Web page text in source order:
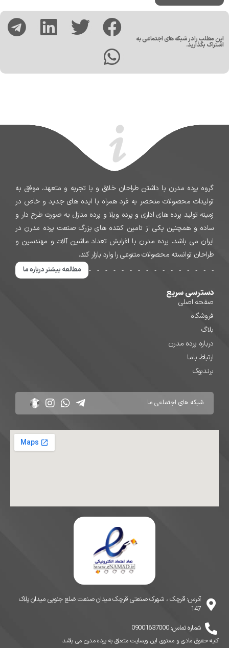
این مطلب را در شبکه های اجتماعی به
اشتراک بگذارید.
گروه پرده مدرن با داشتن طراحان خلاق و با تجربه و متعهد، موفق به
تولیدات محصولات منحصر به فرد همراه با ایده های جدید و خاص در
زمینه تولید پرده های اداری و پرده ویلا و پرده منازل به صورت طرح دار و
ساده و همچنین یکی از تامین کننده های بزرگ صنعت پرده مدرن در
ایران می باشد، پرده مدرن با افزایش تعداد ماشین آلات و مهندسین و
طراحان توانسته محصولات متنوعی را وارد بازار کند.
مطالعه بیشتر درباره ما
دسترسی سریع
صفحه اصلی
فروشگاه
بلاگ
درباره پرده مدرن
ارتباط باما
برندبوک
آدرس: قرچک ، شهرک صنعتی قرچک میدان صنعت ضلع جنوبی میدان پلاک
147
شماره تماس: 09001637000
کلیه حقوق مادی و معنوی این وبسایت متعلق به پرده مدرن می باشد